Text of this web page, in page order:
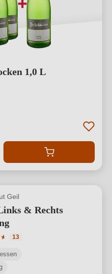
1,0 L
von 4.86 von 5 Sternen
Geil
& Rechts
★
★ Bewertung von 4.77
13